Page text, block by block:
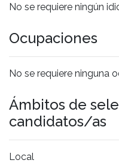
No se requiere ningún
Ocupaciones
No se requiere ninguna
Ámbitos de
candidatos/as
Local